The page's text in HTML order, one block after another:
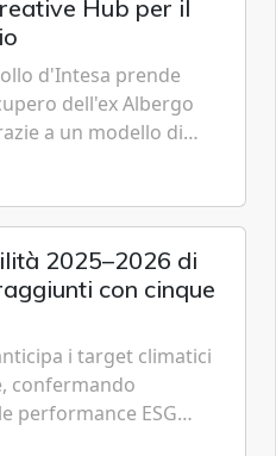
Hub per il
d'Intesa prende
dell'ex Albergo
a un modello di
e a una rete di
2025–2026 di
con cinque
i target climatici
confermando
performance ESG
e governance